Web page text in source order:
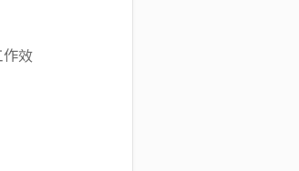
效